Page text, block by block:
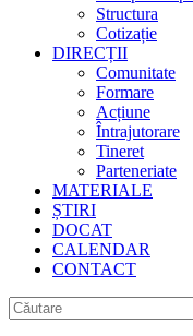
Structura
Cotizație
DIRECȚII
Comunitate
Formare
Acțiune
Întrajutorare
Tineret
Parteneriate
MATERIALE
ȘTIRI
DOCAT
CALENDAR
CONTACT